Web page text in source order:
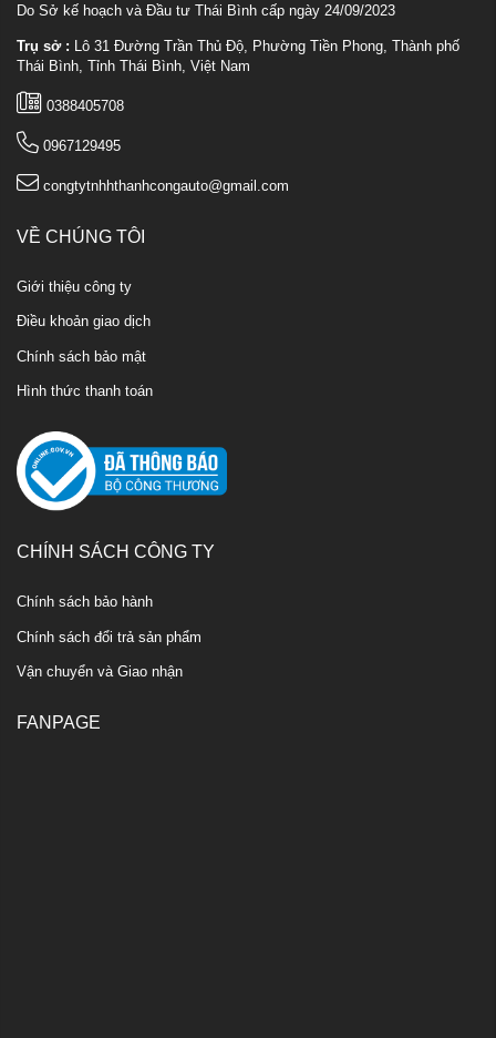
Do Sở kế hoạch và Đầu tư Thái Bình cấp ngày 24/09/2023
Trụ sở : Lô 31 Đường Trần Thủ Độ, Phường Tiền Phong, Thành phố
Thái Bình, Tỉnh Thái Bình, Việt Nam
0388405708
0967129495
congtytnhhthanhcongauto@gmail.com
VỀ CHÚNG TÔI
Giới thiệu công ty
Điều khoản giao dịch
Chính sách bảo mật
Hình thức thanh toán
CHÍNH SÁCH CÔNG TY
Chính sách bảo hành
Chính sách đổi trả sản phẩm
Vận chuyển và Giao nhận
FANPAGE